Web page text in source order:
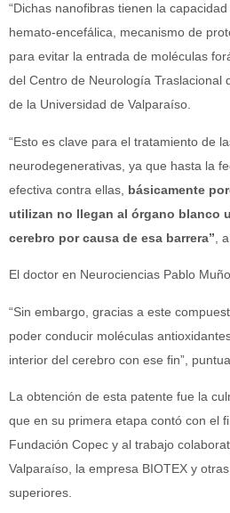
“Dichas nanofibras tienen la
hemato-encefálica, mecanismo de
para evitar la entrada de moléculas
del Centro de Neurología Traslacional
de la Universidad de Valparaíso.
“Esto es clave para el tratamiento de
neurodegenerativas, ya que hasta la
efectiva contra ellas, básicamente
utilizan no llegan al órgano blanco
cerebro por causa de esa barrera” ,
El doctor en Neurociencias Pablo
“Sin embargo, gracias a este
poder conducir moléculas
interior del cerebro con ese fin”,
La obtención de esta patente fue la
que en su primera etapa contó con el
Fundación Copec y al trabajo
Valparaíso, la empresa BIOTEX y
superiores.